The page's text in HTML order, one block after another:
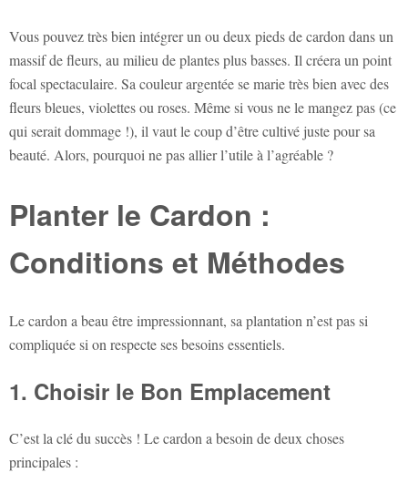
Vous pouvez très bien intégrer un ou deux pieds de cardon dans un
massif de fleurs, au milieu de plantes plus basses. Il créera un point
focal spectaculaire. Sa couleur argentée se marie très bien avec des
fleurs bleues, violettes ou roses. Même si vous ne le mangez pas (ce
qui serait dommage !), il vaut le coup d’être cultivé juste pour sa
beauté. Alors, pourquoi ne pas allier l’utile à l’agréable ?
Planter le Cardon :
Conditions et Méthodes
Le cardon a beau être impressionnant, sa plantation n’est pas si
compliquée si on respecte ses besoins essentiels.
1. Choisir le Bon Emplacement
C’est la clé du succès ! Le cardon a besoin de deux choses
principales :